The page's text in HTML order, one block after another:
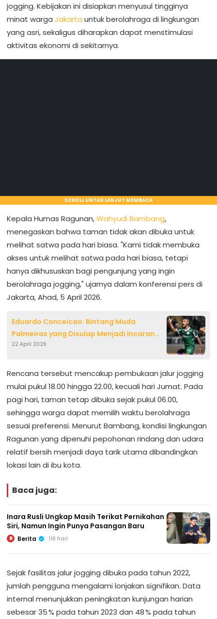
jogging. Kebijakan ini disiapkan menyusul tingginya
minat warga Jakarta untuk berolahraga di lingkungan
yang asri, sekaligus diharapkan dapat menstimulasi
aktivitas ekonomi di sekitarnya.
SCROLL UNTUK LANJUT MEMBACA
Kepala Humas Ragunan,Wahyudi Bambang,
menegaskan bahwa taman tidak akan dibuka untuk
melihat satwa pada hari biasa. "Kami tidak membuka
akses untuk melihat satwa pada hari biasa, tetapi
hanya dikhususkan bagi pengunjung yang ingin
berolahraga jogging," ujarnya dalam konferensi pers di
Jakarta, Ahad, 5 April 2026.
Eduardo Conceicao: Bintang Muda
Palmeiras yang Disulap Menjadi Incaran
Raksasa Eropa
22 April 2026
Rencana tersebut mencakup pembukaan jalur jogging
mulai pukul 18.00 hingga 22.00, kecuali hari Jumat. Pada
pagi hari, taman tetap dibuka sejak pukul 06.00,
sehingga warga dapat memilih waktu berolahraga
sesuai preferensi. Menurut Bambang, kondisi lingkungan
Ragunan yang dipenuhi pepohonan rindang dan udara
relatif bersih menjadi daya tarik utama dibandingkan
lokasi lain di ibu kota.
Baca juga:
Inara Rusli Ungkap Masih Terikat Pernikahan
Siri, Namun Ingin Punya Pasangan Baru
B Berita 118 hari
Sejak fasilitas jalur jogging dibuka pada tahun 2022,
jumlah pengguna mengalami lonjakan signifikan. Data
internal menunjukkan peningkatan kunjungan harian
sebesar 35 % pada tahun 2023 dan 48 % pada tahun